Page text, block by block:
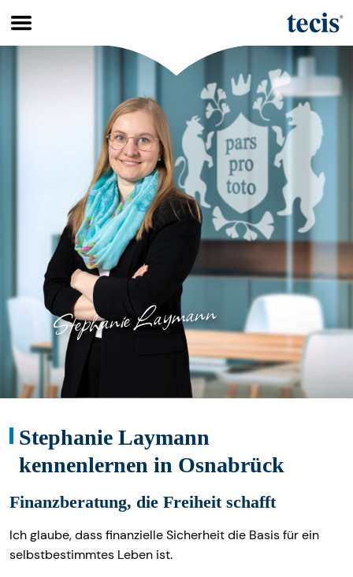
Wissenswertes
Über tecis
Stephanie Laymann
Stephanie Laymann
kennenlernen in Osnabrück
Finanzberatung, die Freiheit schafft
Ich glaube, dass finanzielle Sicherheit die Basis für ein
selbstbestimmtes Leben ist.